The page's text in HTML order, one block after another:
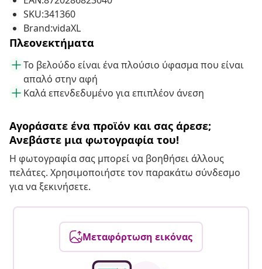
SKU:341360
Brand:vidaXL
Πλεονεκτήματα
Το βελούδο είναι ένα πλούσιο ύφασμα που είναι
απαλό στην αφή
Καλά επενδεδυμένο για επιπλέον άνεση
Αγοράσατε ένα προϊόν και σας άρεσε;
Ανεβάστε μια φωτογραφία του!
Η φωτογραφία σας μπορεί να βοηθήσει άλλους
πελάτες. Χρησιμοποιήστε τον παρακάτω σύνδεσμο
για να ξεκινήσετε.
Μεταφόρτωση εικόνας